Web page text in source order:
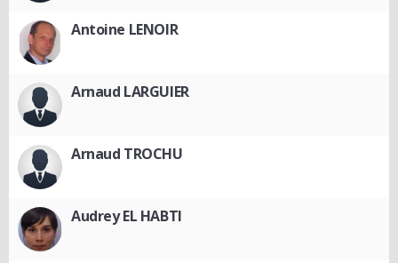
Antoine LENOIR
Arnaud LARGUIER
Arnaud TROCHU
Audrey EL HABTI